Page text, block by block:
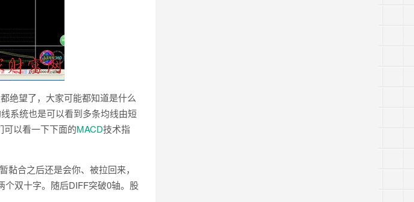
绝望了，大家可能都知道是什么
系统也是可以看到多条均线由短
以看一下下面的MACD技术指
合之后还是会你、被拉回来，
个双十字。随后DIFF突破0轴。股